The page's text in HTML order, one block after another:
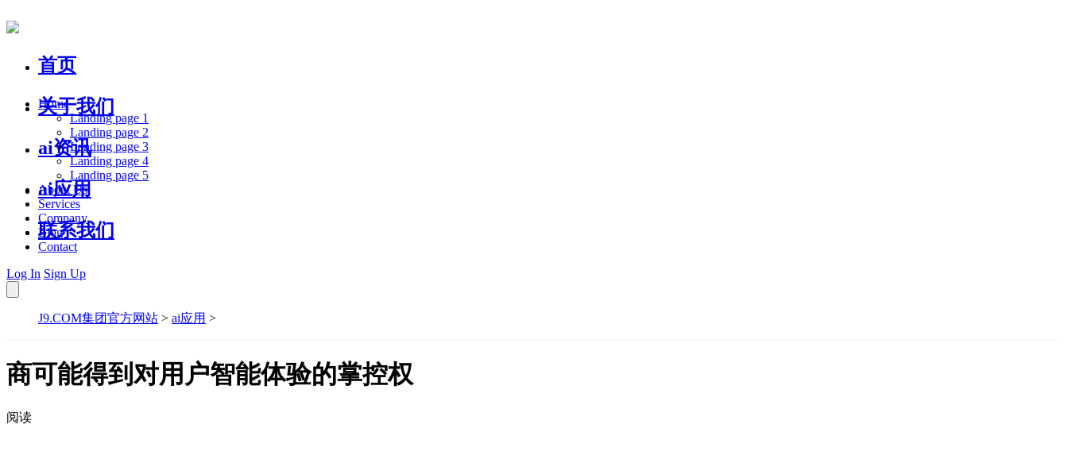
首页
关于我们
ai资讯
ai应用
联系我们
Home
Landing page 1
Landing page 2
Landing page 3
Landing page 4
Landing page 5
About Us
Services
Company
Blog
Contact
Log In Sign Up
J9.COM集团官方网站 > ai应用 >
商可能得到对用户智能体验的掌控权
阅读